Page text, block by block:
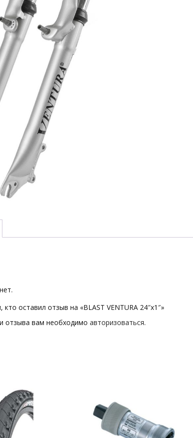
оставил отзыв на «BLAST VENTURA 24″х1″»
отзыва вам необходимо авторизоваться.